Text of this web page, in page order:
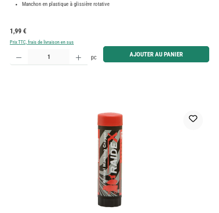
Manchon en plastique à glissière rotative
Prix régulier :
1,99 €
Prix TTC, frais de livraison en sus
Quantité de produit : Entrez la quantité souhaitée ou utilisez les boutons pour augmenter ou
pc AJOUTER AU PANIER